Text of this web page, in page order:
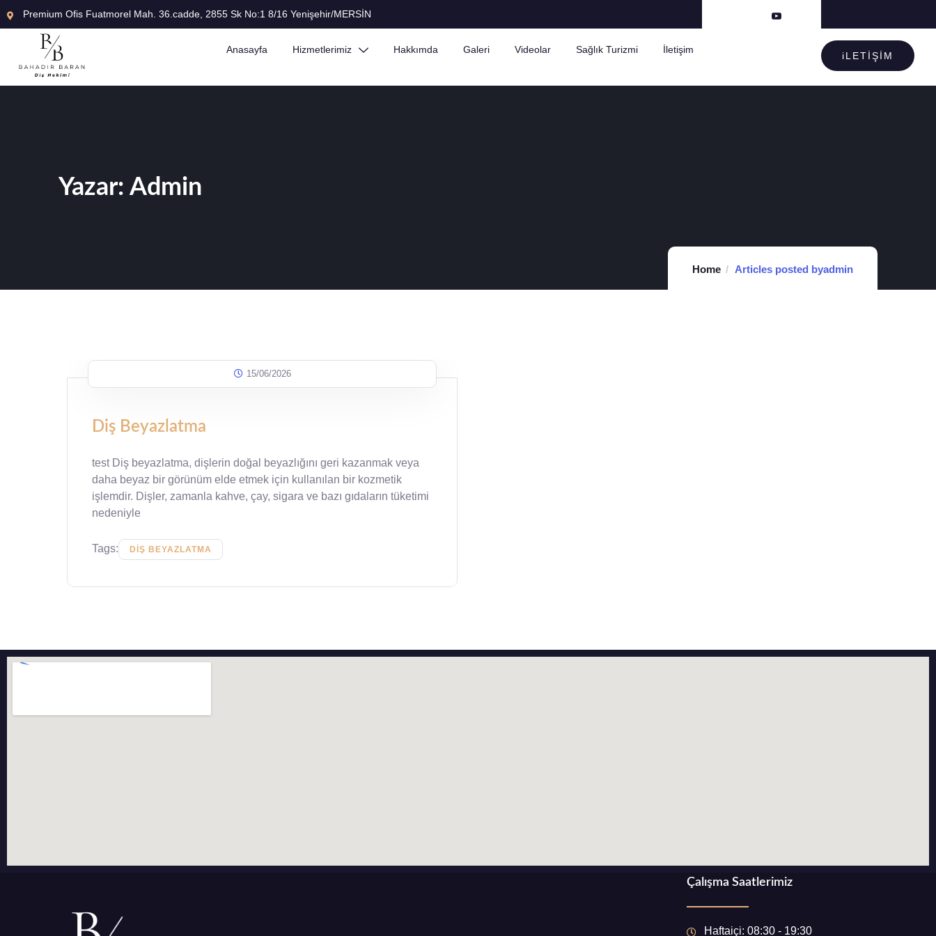
Premium Ofis Fuatmorel Mah. 36.cadde, 2855 Sk No:1 8/16 Yenişehir/MERSİN
Anasayfa Hizmetlerimiz Hakkımda Galeri Videolar Sağlık Turizmi İletişim
iLETİŞİM
Yazar: Admin
Home Articles posted byadmin
15/06/2026
Diş Beyazlatma
test Diş beyazlatma, dişlerin doğal beyazlığını geri kazanmak veya
daha beyaz bir görünüm elde etmek için kullanılan bir kozmetik
işlemdir. Dişler, zamanla kahve, çay, sigara ve bazı gıdaların tüketimi
nedeniyle
Tags: DIŞ BEYAZLATMA
Çalışma Saatlerimiz
Haftaiçi: 08:30 - 19:30